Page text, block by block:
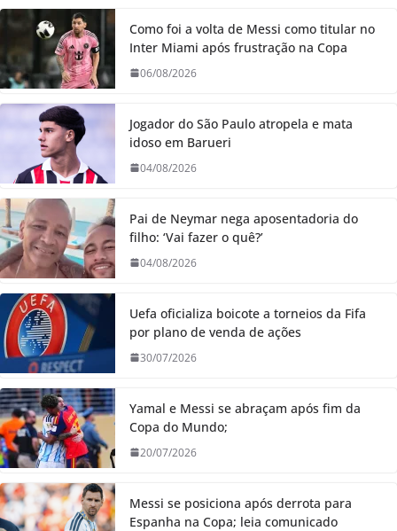
Como foi a volta de Messi como titular no
Inter Miami após frustração na Copa
06/08/2026
Jogador do São Paulo atropela e mata
idoso em Barueri
04/08/2026
Pai de Neymar nega aposentadoria do
filho: ‘Vai fazer o quê?’
04/08/2026
Uefa oficializa boicote a torneios da Fifa
por plano de venda de ações
30/07/2026
Yamal e Messi se abraçam após fim da
Copa do Mundo;
20/07/2026
Messi se posiciona após derrota para
Espanha na Copa; leia comunicado